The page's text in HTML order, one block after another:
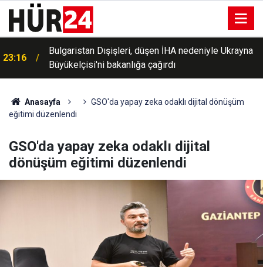
23:16
Bulgaristan Dışişleri, düşen İHA nedeniyle Ukrayna
Büyükelçisi'ni bakanlığa çağırdı
Anasayfa
GSO'da yapay zeka odaklı dijital dönüşüm
eğitimi düzenlendi
GSO'da yapay zeka odaklı dijital
dönüşüm eğitimi düzenlendi